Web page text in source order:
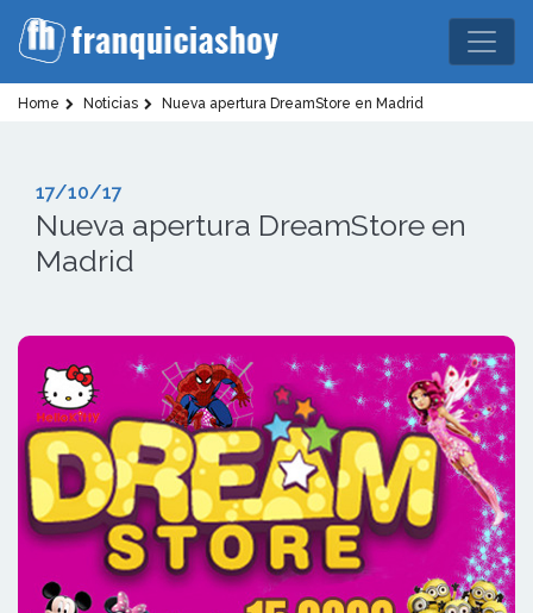
Home Noticias Nueva apertura DreamStore en Madrid
17/10/17
Nueva apertura DreamStore en
Madrid